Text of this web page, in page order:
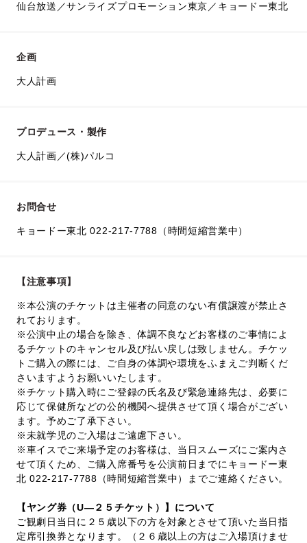
仙台放送／サンライズプロモーション東京／キョードー東北
企画
大人計画
プロデュース・製作
大人計画／(株)パルコ
お問合せ
キョードー東北 022-217-7788（時間短縮営業中）
【注意事項】
※本公演のチケットは主催者の同意のない有償譲渡が禁止さ
れております。
※公演中止の場合を除き、体調不良などお客様のご事情によ
るチケットのキャンセル及び払い戻しは致しません。チケッ
トご購入の際には、ご自身の体調や環境をふまえご判断くだ
さいますようお願いいたします。
※チケット購入時にご登録の氏名及び緊急連絡先は、必要に
応じて保健所などの公的機関へ提供させて頂く場合がござい
ます。予めご了承下さい。
※未就学児のご入場はご遠慮下さい。
※車イスでご来場予定のお客様は、当日スムーズにご案内さ
せて頂くため、ご購入席番号を公演前日までにキョードー東
北 022-217-7788（時間短縮営業中）までご連絡ください。
【ヤング券（U—２５チケット）】について
ご観劇日当日に２５歳以下の方を対象とさせて頂いた当日指
定席引換券となります。（２６歳以上の方はご入場頂けませ